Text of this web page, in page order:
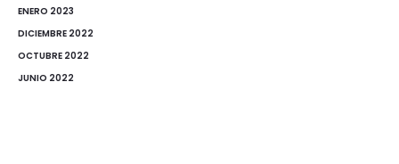
ENERO 2023
DICIEMBRE 2022
OCTUBRE 2022
JUNIO 2022